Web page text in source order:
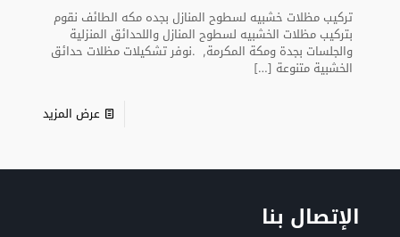
تركيب مظلات خشبيه لسطوح المنازل بجده مكه الطائف نقوم
بتركيب مظلات الخشبيه لسطوح المنازل واللحدائق المنزلية
والجلسات بجدة ومكة المكرمة, .نوفر تشكيلات مظلات حدائق
الخشبية متنوعة […]
عرض المزيد
الإتصال بنا